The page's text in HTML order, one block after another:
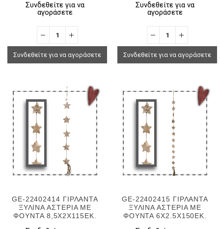
Συνδεθείτε για να
αγοράσετε
Συνδεθείτε για να αγοράσετε
Συνδεθείτε για να
αγοράσετε
Συνδεθείτε για να αγοράσετε
GE-22402414 ΓΙΡΛΑΝΤΑ
ΞΥΛΙΝΑ ΑΣΤΕΡΙΑ ΜΕ
ΦΟΥΝΤΑ 8,5Χ2Χ115ΕΚ.
GE-22402415 ΓΙΡΛΑΝΤΑ
ΞΥΛΙΝΑ ΑΣΤΕΡΙΑ ΜΕ
ΦΟΥΝΤΑ 6X2.5X150ΕΚ.